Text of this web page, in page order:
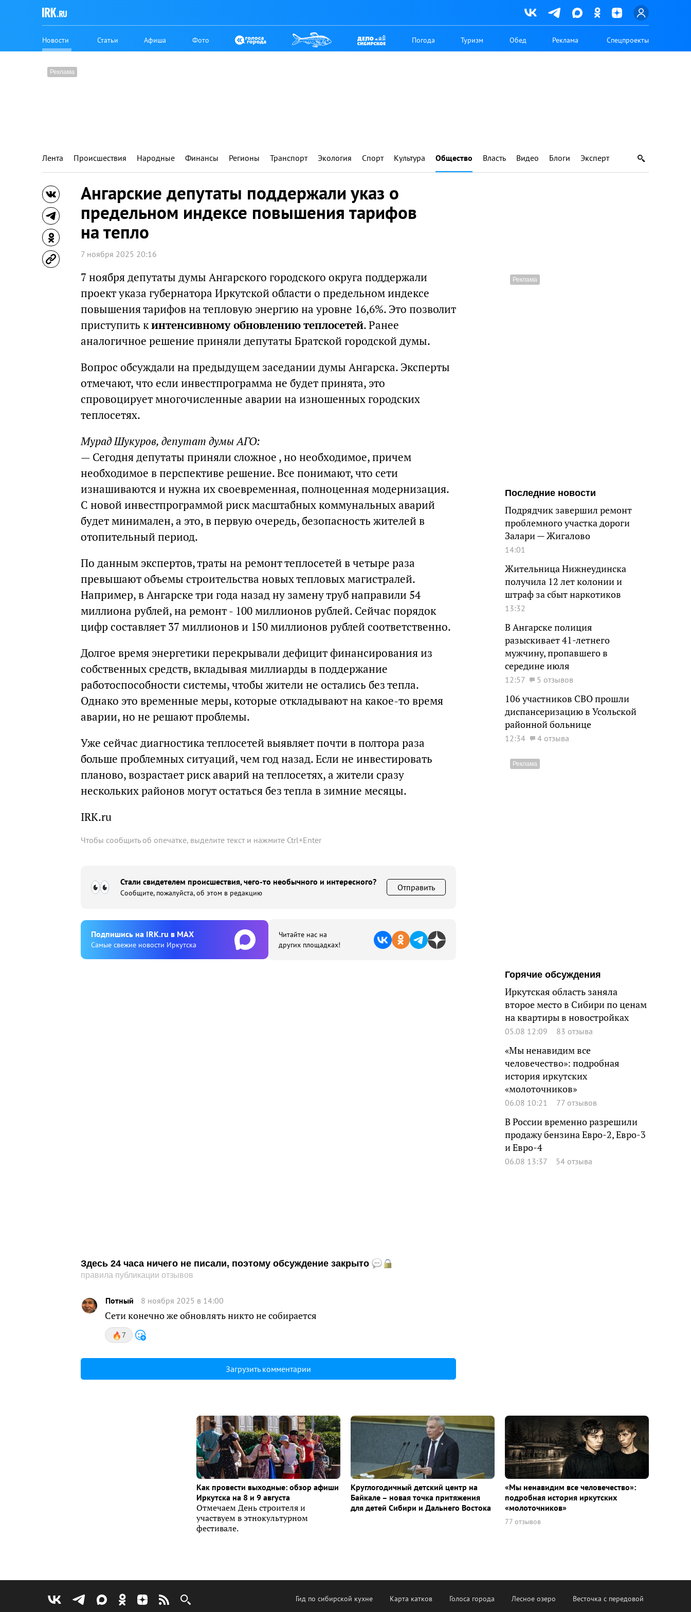
Новости Статьи Афиша Фото Погода Туризм Обед Реклама Спецпроекты
Лента Происшествия Народные Финансы Регионы Транспорт Экология Спорт Культура Общество Власть Видео Блоги Эксперт
Ангарские депутаты поддержали указ о
предельном индексе повышения тарифов
на тепло
7 ноября 2025 20:16
7 ноября депутаты думы Ангарского городского округа поддержали
проект указа губернатора Иркутской области о предельном индексе
повышения тарифов на тепловую энергию на уровне 16,6%. Это позволит
приступить кинтенсивному обновлению теплосетей. Ранее
аналогичное решение приняли депутаты Братской городской думы.
Вопрос обсуждали на предыдущем заседании думы Ангарска. Эксперты
отмечают, что если инвестпрограмма не будет принята, это
спровоцирует многочисленные аварии на изношенных городских
теплосетях.
Мурад Шукуров, депутат думы АГО:
— Сегодня депутаты приняли сложное , но необходимое, причем
необходимое в перспективе решение. Все понимают, что сети
изнашиваются и нужна их своевременная, полноценная модернизация.
С новой инвестпрограммой риск масштабных коммунальных аварий
будет минимален, а это, в первую очередь, безопасность жителей в
отопительный период.
По данным экспертов, траты на ремонт теплосетей в четыре раза
превышают объемы строительства новых тепловых магистралей.
Например, в Ангарске три года назад ну замену труб направили 54
миллиона рублей, на ремонт - 100 миллионов рублей. Сейчас порядок
цифр составляет 37 миллионов и 150 миллионов рублей соответственно.
Долгое время энергетики перекрывали дефицит финансирования из
собственных средств, вкладывая миллиарды в поддержание
работоспособности системы, чтобы жители не остались без тепла.
Однако это временные меры, которые откладывают на какое-то время
аварии, но не решают проблемы.
Уже сейчас диагностика теплосетей выявляет почти в полтора раза
больше проблемных ситуаций, чем год назад. Если не инвестировать
планово, возрастает риск аварий на теплосетях, а жители сразу
нескольких районов могут остаться без тепла в зимние месяцы.
IRK.ru
Чтобы сообщить об опечатке, выделите текст и нажмите Ctrl+Enter
Стали свидетелем происшествия, чего-то необычного и интересного?
Сообщите, пожалуйста, об этом в редакцию
Отправить
Подпишиcь на IRK.ru в MAX
Cамые свежие новости Иркутска
Читайте нас на
других площадках!
Здесь 24 часа ничего не писали, поэтому обсуждение закрыто
правила публикации отзывов
Потный 8 ноября 2025 в 14:00
Сети конечно же обновлять никто не собирается
7
Загрузить комментарии
Последние новости
Подрядчик завершил ремонт
проблемного участка дороги
Залари — Жигалово
14:01
Жительница Нижнеудинска
получила 12 лет колонии и
штраф за сбыт наркотиков
13:32
В Ангарске полиция
разыскивает 41-летнего
мужчину, пропавшего в
середине июля
12:57 5 отзывов
106 участников СВО прошли
диспансеризацию в Усольской
районной больнице
12:34 4 отзыва
Горячие обсуждения
Иркутская область заняла
второе место в Сибири по ценам
на квартиры в новостройках
05.08 12:09 83 отзыва
«Мы ненавидим все
человечество»: подробная
история иркутских
«молоточников»
06.08 10:21 77 отзывов
В России временно разрешили
продажу бензина Евро-2, Евро-3
и Евро-4
06.08 13:37 54 отзыва
Как провести выходные: обзор афиши
Иркутска на 8 и 9 августа
Отмечаем День строителя и
участвуем в этнокультурном
фестивале.
Круглогодичный детский центр на
Байкале – новая точка притяжения
для детей Сибири и Дальнего Востока
«Мы ненавидим все человечество»:
подробная история иркутских
«молоточников»
77 отзывов
Гид по сибирской кухне Карта катков Голоса города Лесное озеро Весточка с передовой